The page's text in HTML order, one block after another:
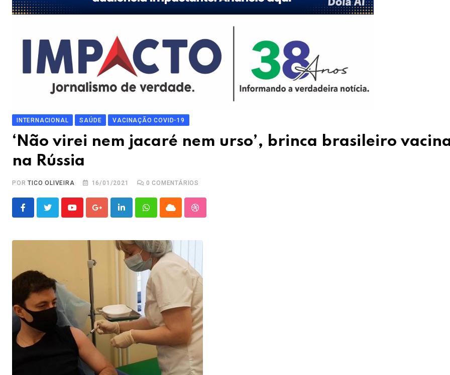
INTERNACIONAL SAÚDE VACINAÇÃO COVID-19
‘Não virei nem jacaré nem urso’, brinca brasileiro
na Rússia
PORTICO OLIVEIRA 16/01/2021 0 COMENTÁRIOS
YoutubeGoogle+LinkedInWhatsappCloud StumbleUpon